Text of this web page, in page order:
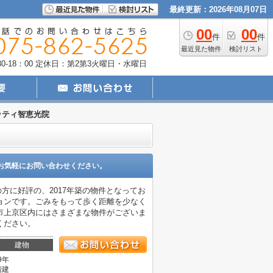
最終更新：2026年08月07日
00件
最近見た物件
00件
検討リスト
18：00 定休日：第2第3火曜日・水曜日
ティ智恵光院
気軽にお問い合わせください。
に好評の、2017年築の物件となってお
です。ごみをもって歩く距離を少なく
京区内にはさまざまな物件がございま
さい。
建物
年
建